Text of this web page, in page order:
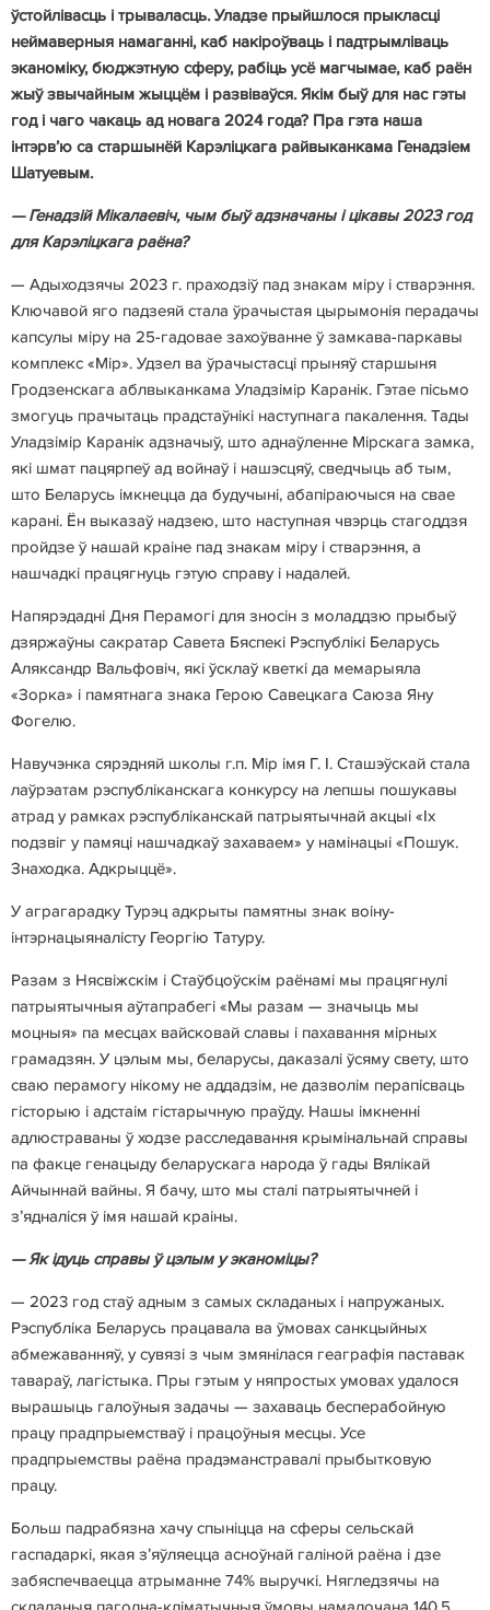
ўстойлівасць і трываласць. Уладзе прыйшлося прыкласці
неймаверныя намаганні, каб накіроўваць і падтрымліваць
эканоміку, бюджэтную сферу, рабіць усё магчымае, каб раён
жыў звычайным жыццём і развіваўся. Якім быў для нас гэты
год і чаго чакаць ад новага 2024 года? Пра гэта наша
інтэрв’ю са старшынёй Карэліцкага райвыканкама Генадзіем
Шатуевым.
— Генадзій Мікалаевіч, чым быў адзначаны і цікавы 2023 год
для Карэліцкага раёна?
— Адыходзячы 2023 г. праходзіў пад знакам міру і стварэння.
Ключавой яго падзеяй стала ўрачыстая цырымонія перадачы
капсулы міру на 25-гадовае захоўванне ў замкава-паркавы
комплекс «Мір». Удзел ва ўрачыстасці прыняў старшыня
Гродзенскага аблвыканкама Уладзімір Каранік. Гэтае пісьмо
змогуць прачытаць прадстаўнікі наступнага пакалення. Тады
Уладзімір Каранік адзначыў, што аднаўленне Мірскага замка,
які шмат пацярпеў ад войнаў і нашэсцяў, сведчыць аб тым,
што Беларусь імкнецца да будучыні, абапіраючыся на свае
карані. Ён выказаў надзею, што наступная чвэрць стагоддзя
пройдзе ў нашай краіне пад знакам міру і стварэння, а
нашчадкі працягнуць гэтую справу і надалей.
Напярэдадні Дня Перамогі для зносін з моладдзю прыбыў
дзяржаўны сакратар Савета Бяспекі Рэспублікі Беларусь
Аляксандр Вальфовіч, які ўсклаў кветкі да мемарыяла
«Зорка» і памятнага знака Герою Савецкага Саюза Яну
Фогелю.
Навучэнка сярэдняй школы г.п. Мір імя Г. І. Сташэўскай стала
лаўрэатам рэспубліканскага конкурсу на лепшы пошукавы
атрад у рамках рэспубліканскай патрыятычнай акцыі «Іх
подзвіг у памяці нашчадкаў захаваем» у намінацыі «Пошук.
Знаходка. Адкрыццё».
У аграгарадку Турэц адкрыты памятны знак воіну-
інтэрнацыяналісту Георгію Татуру.
Разам з Нясвіжскім і Стаўбцоўскім раёнамі мы працягнулі
патрыятычныя аўтапрабегі «Мы разам — значыць мы
моцныя» па месцах вайсковай славы і пахавання мірных
грамадзян. У цэлым мы, беларусы, даказалі ўсяму свету, што
сваю перамогу нікому не аддадзім, не дазволім перапісваць
гісторыю і адстаім гістарычную праўду. Нашы імкненні
адлюстраваны ў ходзе расследавання крымінальнай справы
па факце генацыду беларускага народа ў гады Вялікай
Айчыннай вайны. Я бачу, што мы сталі патрыятычней і
з’ядналіся ў імя нашай краіны.
— Як ідуць справы ў цэлым у эканоміцы?
— 2023 год стаў адным з самых складаных і напружаных.
Рэспубліка Беларусь працавала ва ўмовах санкцыйных
абмежаванняў, у сувязі з чым змянілася геаграфія паставак
тавараў, лагістыка. Пры гэтым у няпростых умовах удалося
вырашыць галоўныя задачы — захаваць бесперабойную
працу прадпрыемстваў і працоўныя месцы. Усе
прадпрыемствы раёна прадэманстравалі прыбытковую
працу.
Больш падрабязна хачу спыніцца на сферы сельскай
гаспадаркі, якая з’яўляецца асноўнай галіной раёна і дзе
забяспечваецца атрыманне 74% выручкі. Нягледзячы на